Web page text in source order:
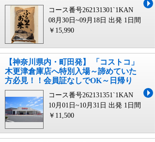
コース番号262131301`1KAN
08月30日~09月18日 出発 1日間
￥15,990
【神奈川県内・町田発】 「コストコ」
木更津倉庫店へ特別入場～諦めていた
方必見！！会員証なしでOK～日帰り
コース番号262131351`1KAN
10月01日~10月31日 出発 1日間
￥11,500